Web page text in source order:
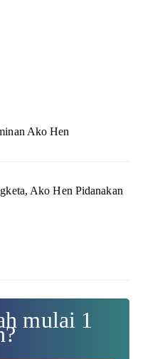
Ako Hen
Ako Hen Pidanakan
mulai 1